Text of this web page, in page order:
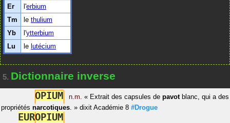
Er
l'erbium
Tm
le thulium
Yb
l'ytterbium
Lu
le lutécium
5. Dictionnaire inverse
OPIUM n.m. « Extrait des capsules de pavotblanc, qui a des
propriétés narcotiques. » dixit Académie 8 #Drogue
EUROPIUM